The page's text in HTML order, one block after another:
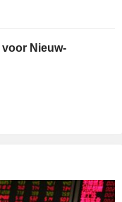
Nieuw-